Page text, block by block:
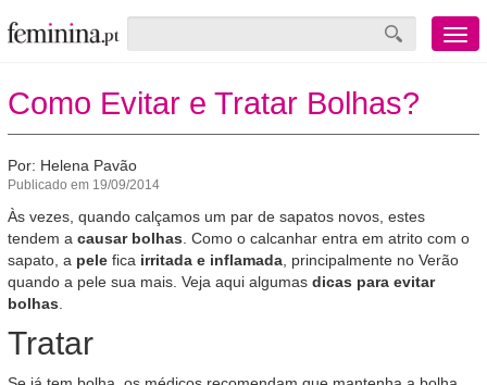
Menu
mobile
Como Evitar e Tratar Bolhas?
Por: Helena Pavão
Publicado em 19/09/2014
Às vezes, quando calçamos um par de sapatos novos, estes
tendem a causar bolhas . Como o calcanhar entra em atrito com o
sapato, a pele fica irritada e inflamada , principalmente no Verão
quando a pele sua mais. Veja aqui algumas dicas para evitar
bolhas
Tratar